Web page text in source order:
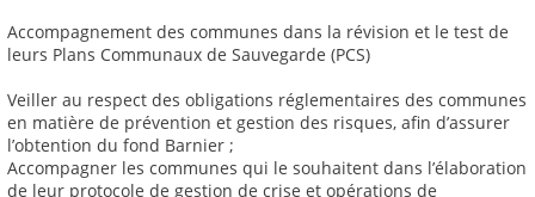
Accompagnement des communes dans la révision et le test de
leurs Plans Communaux de Sauvegarde (PCS)
Veiller au respect des obligations réglementaires des communes
en matière de prévention et gestion des risques, afin d’assurer
l’obtention du fond Barnier ;
Accompagner les communes qui le souhaitent dans l’élaboration
de leur protocole de gestion de crise et opérations de